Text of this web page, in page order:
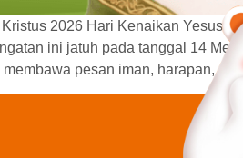
2026 Hari Kenaikan Yesus
ini jatuh pada tanggal 14
pesan iman, harapan,